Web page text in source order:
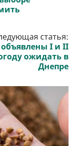
статья:
I и II
ожидать в
Днепре